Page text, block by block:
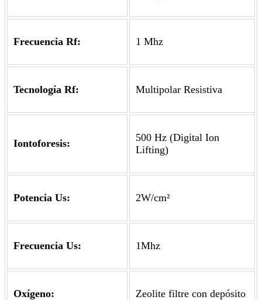
Frecuencia Rf: 1 Mhz
Tecnología Rf: Multipolar Resistiva
Iontoforesis:
500 Hz (Digital Ion
Lifting)
Potencia Us: 2W/cm²
Frecuencia Us: 1Mhz
Oxígeno: Zeolite filtre con depósito